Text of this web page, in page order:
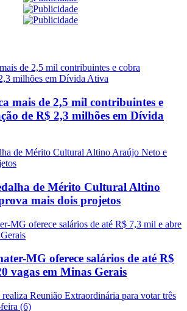
mais de 2,5 mil contribuintes e
de R$ 2,3 milhões em Dívida
de Mérito Cultural Altino
mais dois projetos
MG oferece salários de até R$
vagas em Minas Gerais